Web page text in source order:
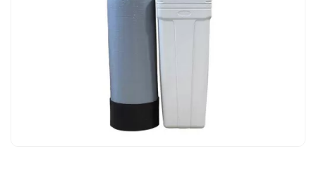
Магистральные фильтры
Соль таблетированная